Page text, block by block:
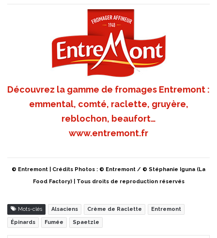
Découvrez la gamme de fromages Entremont :
emmental, comté, raclette, gruyère,
reblochon, beaufort…
www.entremont.fr
© Entremont | Crédits Photos : © Entremont / © Stéphanie Iguna (La
Food Factory) | Tous droits de reproduction réservés
Mots-clés Alsaciens Crème de Raclette Entremont
Épinards Fumée Spaetzle